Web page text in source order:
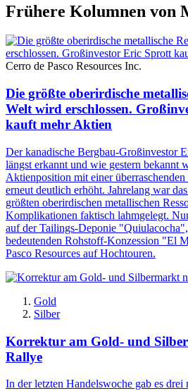
Frühere Kolumnen von
Cerro de Pasco Resources Inc.
Die größte oberirdische
Welt wird erschlossen.
kauft mehr Aktien
Der kanadische Bergbau-Großinvestor
längst erkannt und wie gestern bekannt
Aktienposition mit einer
erneut deutlich erhöht. Jahrelang war
größten oberirdischen metallischen
Komplikationen faktisch lahmgelegt.
auf der Tailings-Deponie
bedeutenden Rohstoff-Konzession "El
Pasco Resources auf Hochtouren.
Gold
Silber
Korrektur am Gold- und
Rallye
In der letzten Handelswoche gab es drei